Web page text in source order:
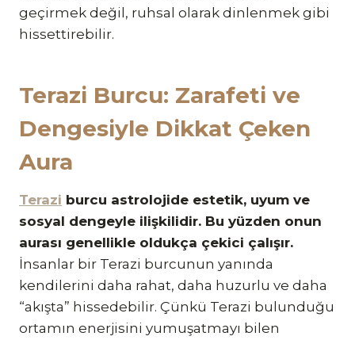
geçirmek değil, ruhsal olarak dinlenmek gibi
hissettirebilir.
Terazi Burcu: Zarafeti ve
Dengesiyle Dikkat Çeken
Aura
Terazi burcu astrolojide estetik, uyum ve
sosyal dengeyle ilişkilidir. Bu yüzden onun
aurası genellikle oldukça çekici çalışır.
İnsanlar bir Terazi burcunun yanında
kendilerini daha rahat, daha huzurlu ve daha
“akışta” hissedebilir. Çünkü Terazi bulunduğu
ortamın enerjisini yumuşatmayı bilen